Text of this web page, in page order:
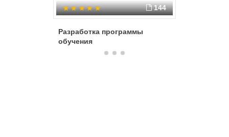
144
Разработка программы
обучения